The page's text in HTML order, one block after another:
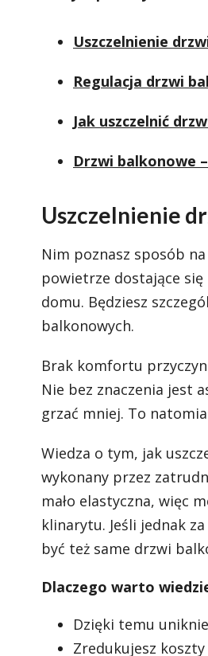
Uszczelnienie
Regulacja drzwi
Jak uszczelnić
Drzwi balkonowe
Uszczelnienie
Nim poznasz sposób
powietrze dostające
domu. Będziesz
balkonowych.
Brak komfortu
Nie bez znaczenia jest
grzać mniej. To
Wiedza o tym, jak
wykonany przez
mało elastyczna, więc
klinarytu. Jeśli jednak
być też same drzwi
Dlaczego warto
Dzięki temu
Zredukujesz